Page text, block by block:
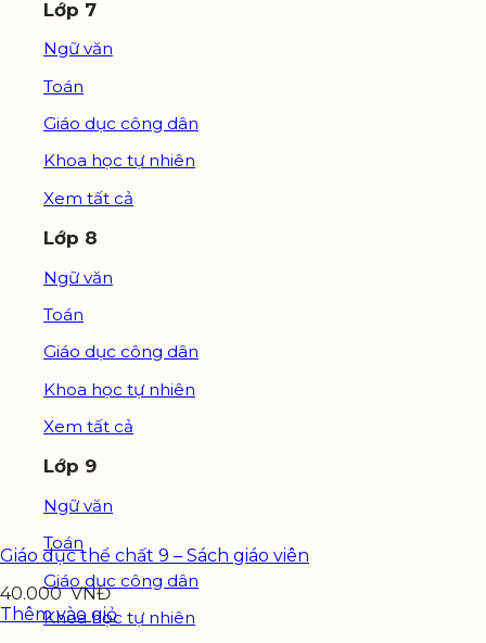
Lớp 7
Ngữ văn
Toán
Giáo dục công dân
Khoa học tự nhiên
Xem tất cả
Lớp 8
Ngữ văn
Toán
Giáo dục công dân
Khoa học tự nhiên
Xem tất cả
Lớp 9
Ngữ văn
Toán
Giáo dục công dân
Khoa học tự nhiên
Giáo dục thể chất 9 – Sách giáo viên
40.000VNĐ
Thêm vào giỏ